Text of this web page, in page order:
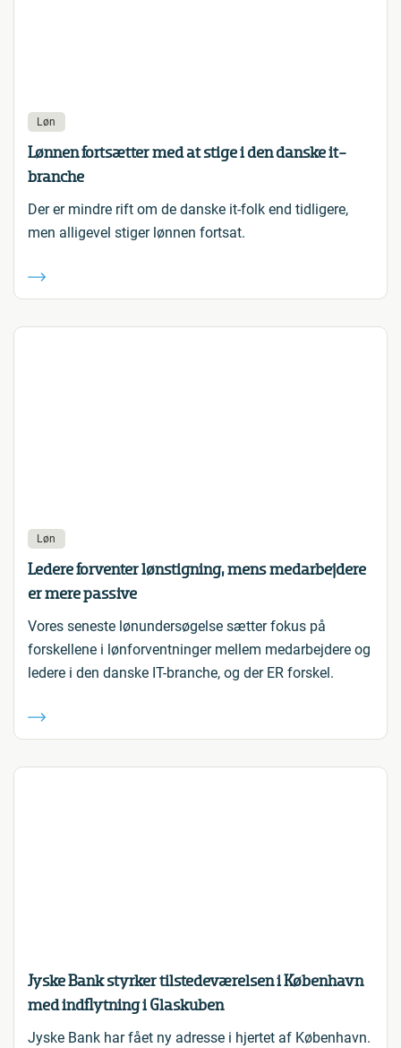
Løn
Lønnen fortsætter med at stige i den danske it-
branche
Der er mindre rift om de danske it-folk end tidligere,
men alligevel stiger lønnen fortsat.
Løn
Ledere forventer lønstigning, mens medarbejdere
er mere passive
Vores seneste lønundersøgelse sætter fokus på
forskellene i lønforventninger mellem medarbejdere og
ledere i den danske IT-branche, og der ER forskel.
Jyske Bank styrker tilstedeværelsen i København
med indflytning i Glaskuben
Jyske Bank har fået ny adresse i hjertet af København.